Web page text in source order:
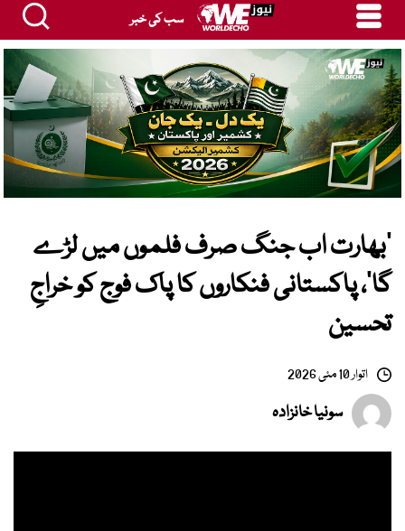
سب کی خبر
’بھارت اب جنگ صرف فلموں میں لڑے
گا‘، پاکستانی فنکاروں کا پاک فوج کو خراجِ
تحسین
اتوار 10 مئی 2026
سونیا خانزادہ